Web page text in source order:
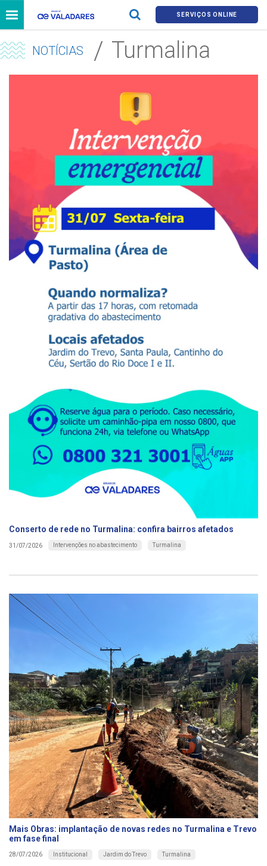
SERVIÇOS ONLINE
NOTÍCIAS Turmalina
Conserto de rede no Turmalina: confira bairros afetados
31/07/2026 Intervenções no abastecimento Turmalina
Mais Obras: implantação de novas redes no Turmalina e Trevo
em fase final
28/07/2026 Institucional Jardim do Trevo Turmalina